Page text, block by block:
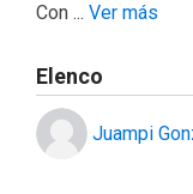
Con ... Ver más
Elenco